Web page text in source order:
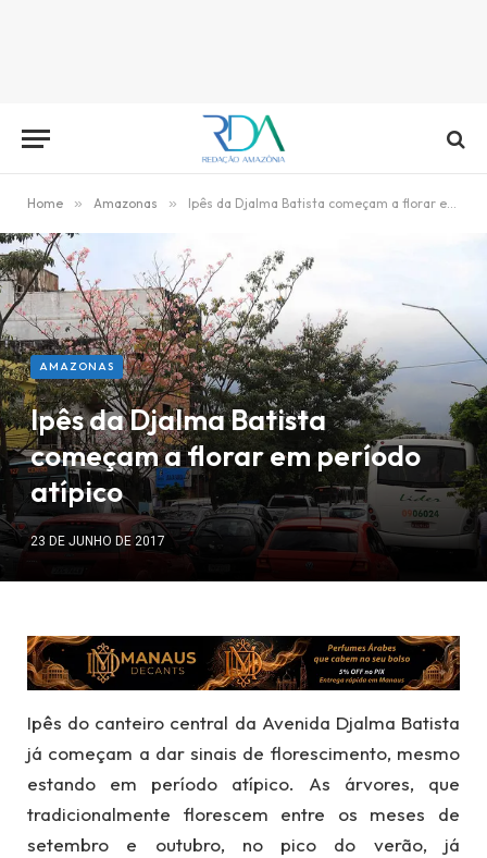
Home » Amazonas » Ipês da Djalma Batista começam a florar em período atípico
AMAZONAS
Ipês da Djalma Batista
começam a florar em período
atípico
23 DE JUNHO DE 2017
Ipês do canteiro central da Avenida Djalma Batista
já começam a dar sinais de florescimento, mesmo
estando em período atípico. As árvores, que
tradicionalmente florescem entre os meses de
setembro e outubro, no pico do verão, já